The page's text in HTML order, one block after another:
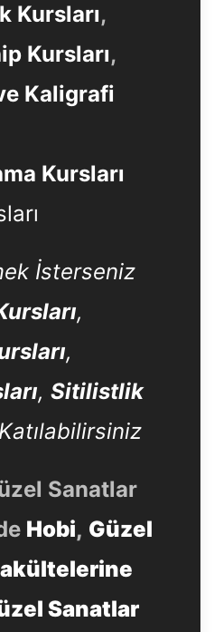
Kursları,
Kursları,
Kaligrafi
Kursları
İsterseniz
,
,
, Sitilistlik
Sanatlar
Hobi, Güzel
Sanatlar